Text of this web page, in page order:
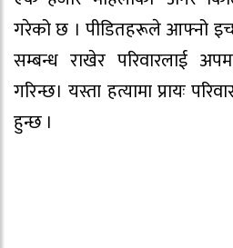
गरेको छ । पीडितहरूले आफ्नो
सम्बन्ध राखेर परिवारलाई
गरिन्छ। यस्ता हत्यामा प्रायः
हुन्छ ।